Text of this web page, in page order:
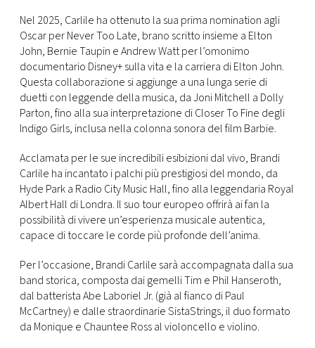
Nel 2025, Carlile ha ottenuto la sua prima nomination agli
Oscar per Never Too Late, brano scritto insieme a Elton
John, Bernie Taupin e Andrew Watt per l’omonimo
documentario Disney+ sulla vita e la carriera di Elton John.
Questa collaborazione si aggiunge a una lunga serie di
duetti con leggende della musica, da Joni Mitchell a Dolly
Parton, fino alla sua interpretazione di Closer To Fine degli
Indigo Girls, inclusa nella colonna sonora del film Barbie.
Acclamata per le sue incredibili esibizioni dal vivo, Brandi
Carlile ha incantato i palchi più prestigiosi del mondo, da
Hyde Park a Radio City Music Hall, fino alla leggendaria Royal
Albert Hall di Londra. Il suo tour europeo offrirà ai fan la
possibilità di vivere un’esperienza musicale autentica,
capace di toccare le corde più profonde dell’anima.
Per l’occasione, Brandi Carlile sarà accompagnata dalla sua
band storica, composta dai gemelli Tim e Phil Hanseroth,
dal batterista Abe Laboriel Jr. (già al fianco di Paul
McCartney) e dalle straordinarie SistaStrings, il duo formato
da Monique e Chauntee Ross al violoncello e violino.